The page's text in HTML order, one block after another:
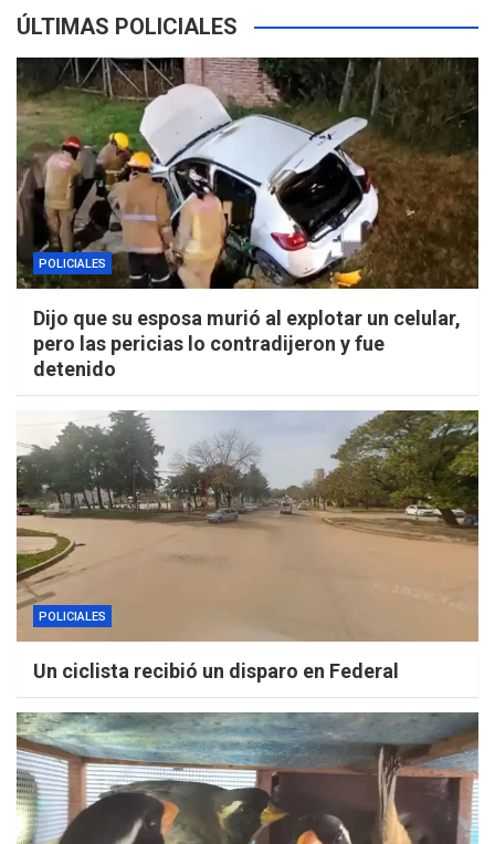
ÚLTIMAS POLICIALES
POLICIALES
Dijo que su esposa murió al explotar un celular,
pero las pericias lo contradijeron y fue
detenido
POLICIALES
Un ciclista recibió un disparo en Federal